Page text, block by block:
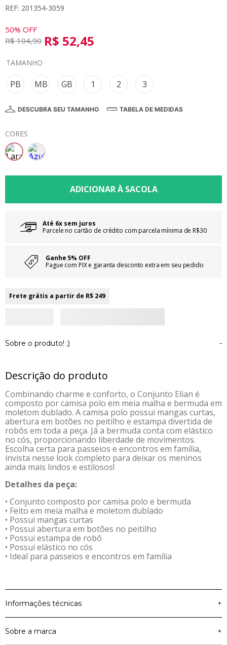
REF: 201354-3059
50% OFF
R$ 104,90 R$ 52,45
TAMANHO
PB MB GB 1 2 3
DESCUBRA SEU TAMANHO TABELA DE MEDIDAS
CORES
Até 6x sem juros
Parcele no cartão de crédito com parcela mínima de R$30
Ganhe 5% OFF
Pague com PIX e garanta desconto extra em seu pedido
Frete grátis a partir de R$ 249
Sobre o produto! ;) -
Descrição do produto
Combinando charme e conforto, o Conjunto Elian é
composto por camisa polo em meia malha e bermuda em
moletom dublado. A camisa polo possui mangas curtas,
abertura em botões no peitilho e estampa divertida de
robôs em toda a peça. Já a bermuda conta com elástico
no cós, proporcionando liberdade de movimentos.
Escolha certa para passeios e encontros em família,
invista nesse look completo para deixar os meninos
ainda mais lindos e estilosos!
Detalhes da peça:
• Conjunto composto por camisa polo e bermuda
• Feito em meia malha e moletom dublado
• Possui mangas curtas
• Possui abertura em botões no peitilho
• Possui estampa de robô
• Possui elástico no cós
• Ideal para passeios e encontros em família
Informações técnicas +
Sobre a marca +
8º
calça
9º
10º colorittá